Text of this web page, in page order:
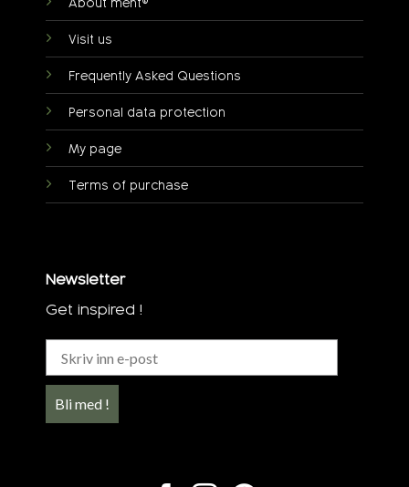
About ment®
Visit us
Frequently Asked Questions
Personal data protection
My page
Terms of purchase
Newsletter
Get inspired !
Bli med !